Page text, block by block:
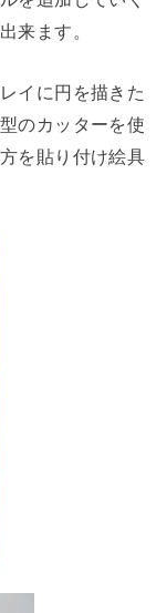
来ます。
イに円を描きた
のカッターを使
を貼り付け絵具